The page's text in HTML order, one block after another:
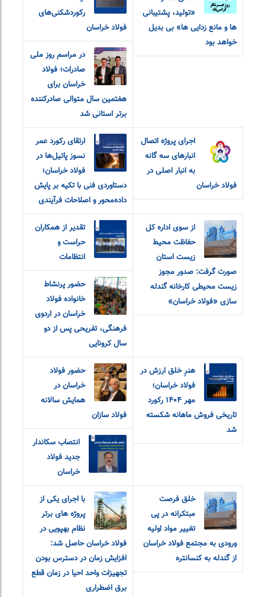
«تولید، پشتیبانی
ها و مانع زدایی ها» بی بدیل
خواهد بود
رکوردشکنی‌های
فولاد خراسان
در مراسم روز ملی
صادرات؛ فولاد
خراسان برای
هفتمین سال متوالی صادرکننده
برتر استانی شد
اجرای پروژه اتصال
انبارهای سه گانه
به انبار اصلی در
فولاد خراسان
ارتقای رکورد عمر
نسوز پاتیل‌ها در
فولاد خراسان؛
دستاوردی فنی با تکیه بر پایش
داده‌محور و اصلاحات فرآیندی
از سوی اداره کل
حفاظت محیط
زیست استان
صورت گرفت: صدور مجوز
زیست محیطی کارخانه گندله
سازی «فولاد خراسان»
تقدیر از همکاران
حراست و
انتظامات
حضور پرنشاط
خانواده فولاد
خراسان در اردوی
فرهنگی، تفریحی پس از دو
سال کرونایی
هنرِ خلق ارزش در
فولاد خراسان؛
مهر ۱۴۰۴ رکورد
تاریخی فروش ماهانه شکسته
شد
حضور فولاد
خراسان در
همایش سالانه
فولاد سازان
انتصاب سکاندار
جدید فولاد
خراسان
خلق فرصت
مبتکرانه در پی
تغییر مواد اولیه
ورودی به مجتمع فولاد خراسان
از گندله به کنسانتره
با اجرای یکی از
پروژه های برتر
نظام بهپویی در
فولاد خراسان حاصل شد:
افزایش زمان در دسترس بودن
تجهیزات واحد احیا در زمان قطع
برق اضطراری